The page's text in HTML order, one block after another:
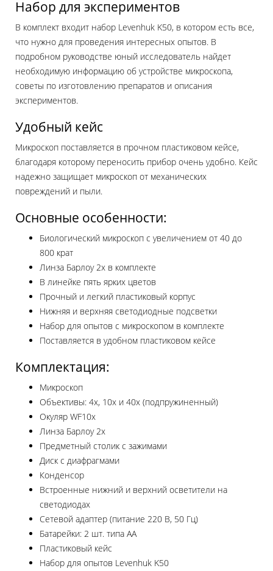
Набор для экспериментов
В комплект входит набор Levenhuk K50, в котором есть все,
что нужно для проведения интересных опытов. В
подробном руководстве юный исследователь найдет
необходимую информацию об устройстве микроскопа,
советы по изготовлению препаратов и описания
экспериментов.
Удобный кейс
Микроскоп поставляется в прочном пластиковом кейсе,
благодаря которому переносить прибор очень удобно. Кейс
надежно защищает микроскоп от механических
повреждений и пыли.
Основные особенности:
Биологический микроскоп с увеличением от 40 до
800 крат
Линза Барлоу 2x в комплекте
В линейке пять ярких цветов
Прочный и легкий пластиковый корпус
Нижняя и верхняя светодиодные подсветки
Набор для опытов с микроскопом в комплекте
Поставляется в удобном пластиковом кейсе
Комплектация:
Микроскоп
Объективы: 4х, 10х и 40х (подпружиненный)
Окуляр WF10х
Линза Барлоу 2x
Предметный столик с зажимами
Диск с диафрагмами
Конденсор
Встроенные нижний и верхний осветители на
светодиодах
Сетевой адаптер (питание 220 В, 50 Гц)
Батарейки: 2 шт. типа АА
Пластиковый кейс
Набор для опытов Levenhuk K50